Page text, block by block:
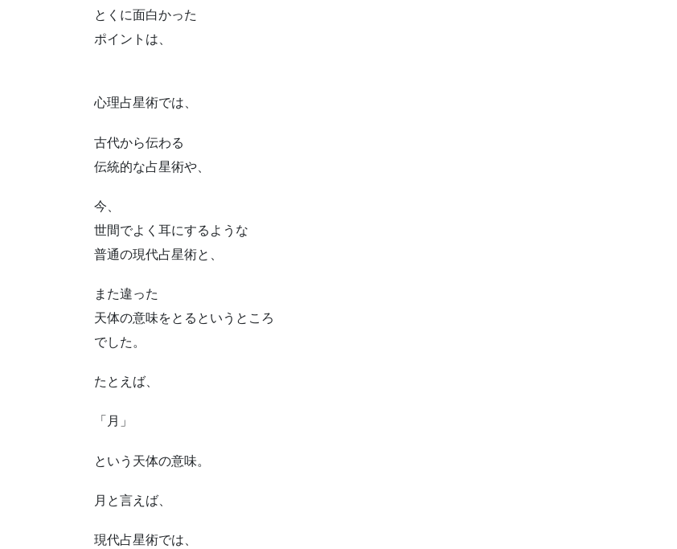
とくに面白かった
ポイントは、
心理占星術では、
古代から伝わる
伝統的な占星術や、
今、
世間でよく耳にするような
普通の現代占星術と、
また違った
天体の意味をとるというところ
でした。
たとえば、
「月」
という天体の意味。
月と言えば、
現代占星術では、